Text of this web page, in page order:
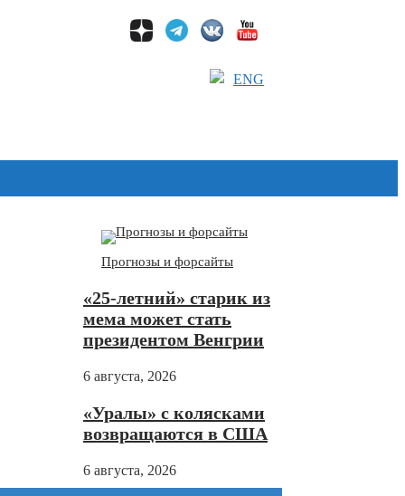
ENG
Прогнозы и форсайты
«25-летний» старик из
мема может стать
президентом Венгрии
6 августа, 2026
«Уралы» с колясками
возвращаются в США
6 августа, 2026